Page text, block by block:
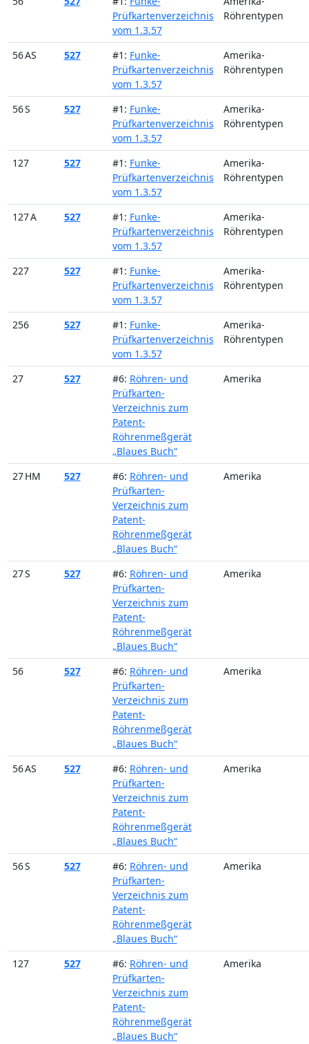
Prüfkartenverzeichnis
vom 1.3.57
Röhrentypen
56 AS 527 #1: Funke-
Prüfkartenverzeichnis
vom 1.3.57
Amerika-
Röhrentypen
56 S 527 #1: Funke-
Prüfkartenverzeichnis
vom 1.3.57
Amerika-
Röhrentypen
127 527 #1: Funke-
Prüfkartenverzeichnis
vom 1.3.57
Amerika-
Röhrentypen
127 A 527 #1: Funke-
Prüfkartenverzeichnis
vom 1.3.57
Amerika-
Röhrentypen
227 527 #1: Funke-
Prüfkartenverzeichnis
vom 1.3.57
Amerika-
Röhrentypen
256 527 #1: Funke-
Prüfkartenverzeichnis
vom 1.3.57
Amerika-
Röhrentypen
27 527 #6: Röhren- und
Prüfkarten-
Verzeichnis zum
Patent-
Röhrenmeßgerät
„Blaues Buch“
Amerika
27 HM 527 #6: Röhren- und
Prüfkarten-
Verzeichnis zum
Patent-
Röhrenmeßgerät
„Blaues Buch“
Amerika
27 S 527 #6: Röhren- und
Prüfkarten-
Verzeichnis zum
Patent-
Röhrenmeßgerät
„Blaues Buch“
Amerika
56 527 #6: Röhren- und
Prüfkarten-
Verzeichnis zum
Patent-
Röhrenmeßgerät
„Blaues Buch“
Amerika
56 AS 527 #6: Röhren- und
Prüfkarten-
Verzeichnis zum
Patent-
Röhrenmeßgerät
„Blaues Buch“
Amerika
56 S 527 #6: Röhren- und
Prüfkarten-
Verzeichnis zum
Patent-
Röhrenmeßgerät
„Blaues Buch“
Amerika
127 527 #6: Röhren- und
Prüfkarten-
Verzeichnis zum
Patent-
Röhrenmeßgerät
„Blaues Buch“
Amerika